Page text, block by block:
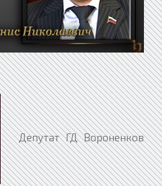
Депутат ГД Вороненков